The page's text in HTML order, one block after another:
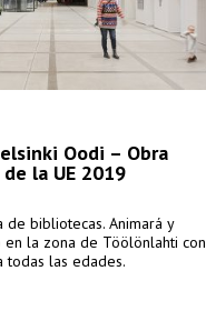
Oodi – Obra
la UE 2019
bibliotecas. Animará y
la zona de Töölönlahti con
todas las edades.